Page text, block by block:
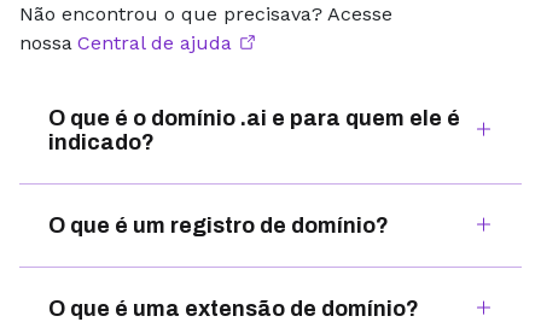
Não encontrou o que precisava? Acesse
nossa Central de ajuda
O que é o domínio .ai e para quem ele é
indicado?
O que é um registro de domínio?
O que é uma extensão de domínio?